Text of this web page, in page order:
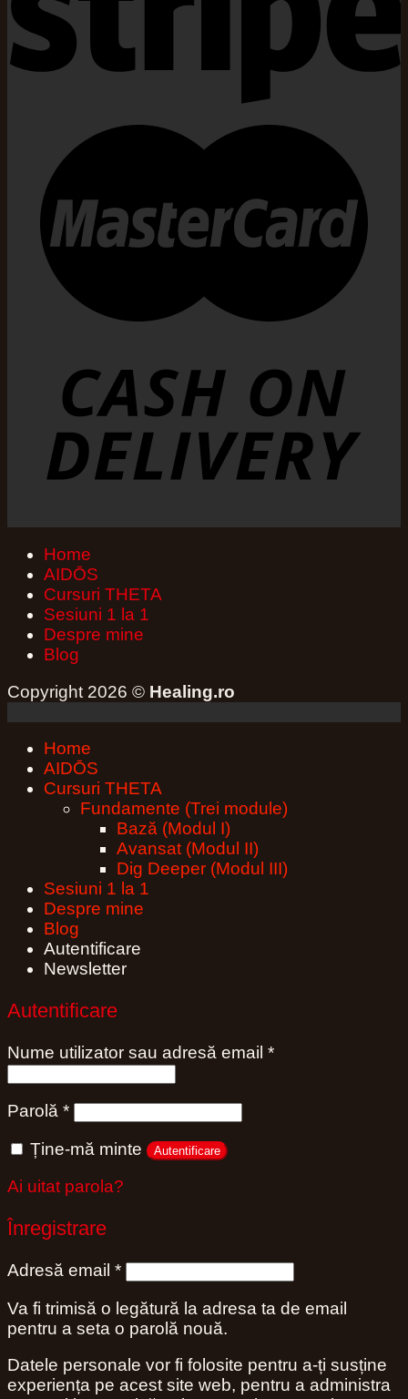
Home
AIDŌS
Cursuri THETA
Sesiuni 1 la 1
Despre mine
Blog
Copyright 2026 © Healing.ro
Home
AIDŌS
Cursuri THETA
Fundamente (Trei module)
Bază (Modul I)
Avansat (Modul II)
Dig Deeper (Modul III)
Sesiuni 1 la 1
Despre mine
Blog
Autentificare
Newsletter
Autentificare
Nume utilizator sau adresă email *Obligatoriu
Parolă *Obligatoriu
Ține-mă minte Autentificare
Ai uitat parola?
Înregistrare
Adresă email *Obligatoriu
Va fi trimisă o legătură la adresa ta de email
pentru a seta o parolă nouă.
Datele personale vor fi folosite pentru a-ți susține
experiența pe acest site web, pentru a administra